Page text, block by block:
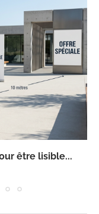
être lisible...